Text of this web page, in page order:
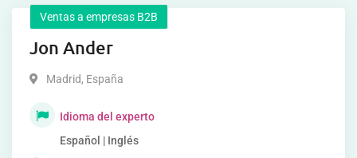
Ventas a empresas B2B
Jon Ander
Madrid, España
Idioma del experto
Español | Inglés